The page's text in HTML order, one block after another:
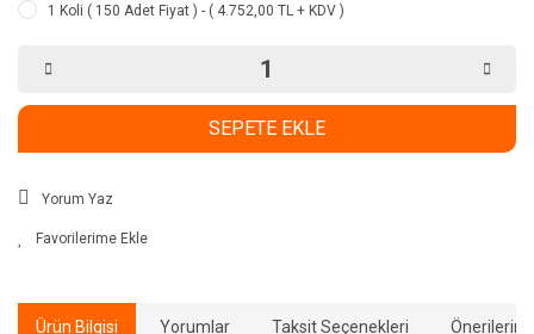
1 Koli ( 150 Adet Fiyat ) - ( 4.752,00 TL + KDV )
SEPETE EKLE
Yorum Yaz
Ürün Bilgisi Yorumlar Taksit Seçenekleri